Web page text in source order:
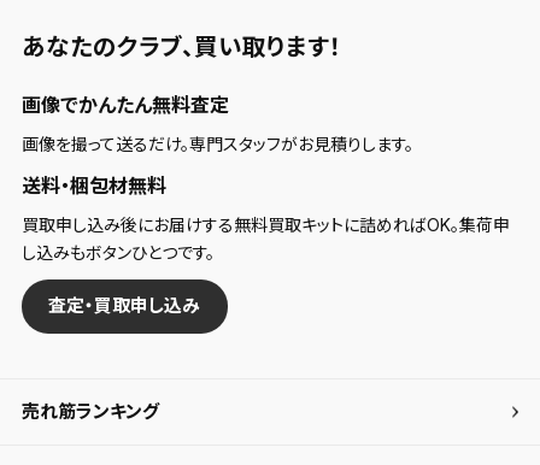
あなたのクラブ、 買い取ります！
画像でかんたん無料査定
画像を撮って送るだけ。専門スタッフがお見積りします。
送料・梱包材無料
買取申し込み後にお届けする無料買取キットに詰めればOK。集荷申
し込みもボタンひとつです。
査定・買取申し込み
売れ筋ランキング